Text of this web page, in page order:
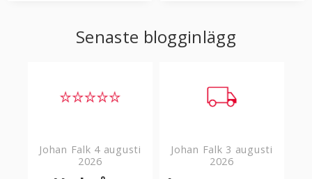
Senaste blogginlägg
Johan Falk 4 augusti
2026
Johan Falk 3 augusti
2026